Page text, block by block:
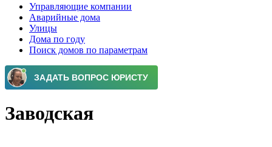
Управляющие компании
Аварийные дома
Улицы
Дома по году
Поиск домов по параметрам
Заводская